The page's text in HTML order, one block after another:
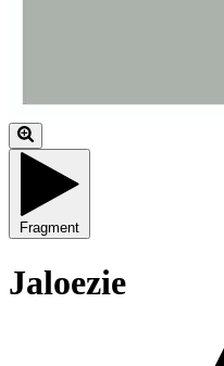
Fragment
Jaloezie